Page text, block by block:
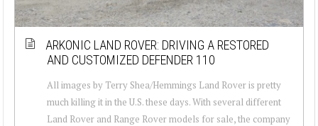
ARKONIC LAND ROVER: DRIVING A RESTORED
AND CUSTOMIZED DEFENDER 110
All images by Terry Shea/Hemmings Land Rover is pretty
much killing it in the U.S. these days. With several different
Land Rover and Range Rover models for sale, the company